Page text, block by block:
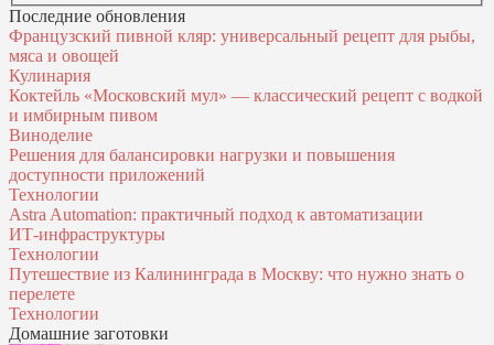
Последние обновления
Французский пивной кляр: универсальный рецепт для рыбы,
мяса и овощей
Кулинария
Коктейль «Московский мул» — классический рецепт с водкой
и имбирным пивом
Виноделие
Решения для балансировки нагрузки и повышения
доступности приложений
Технологии
Astra Automation: практичный подход к автоматизации
ИТ‑инфраструктуры
Технологии
Путешествие из Калининграда в Москву: что нужно знать о
перелете
Технологии
Домашние заготовки